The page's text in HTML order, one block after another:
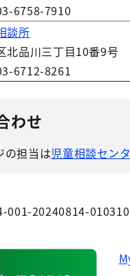
6758-7910
談所
北品川三丁目10番9号
6712-8261
わせ
の担当は児童相談セン
001-20240814-010310